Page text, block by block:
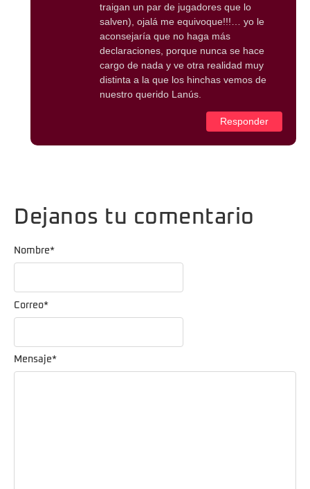
traigan un par de jugadores que lo
salven), ojalá me equivoque!!!… yo le
aconsejaría que no haga más
declaraciones, porque nunca se hace
cargo de nada y ve otra realidad muy
distinta a la que los hinchas vemos de
nuestro querido Lanús.
Responder
Dejanos tu comentario
Mensaje*
Nombre*
Correo*